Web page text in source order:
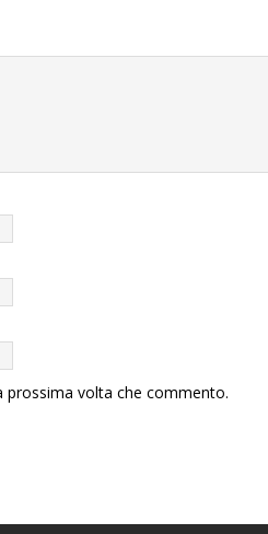
prossima volta che commento.